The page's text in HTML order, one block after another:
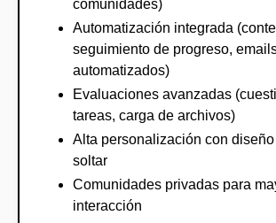
comunidades)
Automatización integrada
seguimiento de progreso,
automatizados)
Evaluaciones avanzadas
tareas, carga de archivos)
Alta personalización con
soltar
Comunidades privadas para
interacción